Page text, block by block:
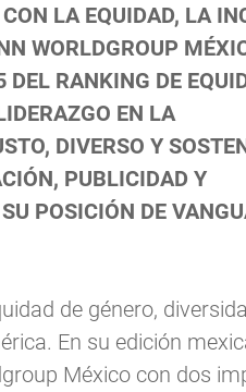
LA EQUIDAD, LA
WORLDGROUP
RANKING DE
EN LA
DIVERSO Y
PUBLICIDAD Y
POSICIÓN DE
de género,
En su edición
México con dos